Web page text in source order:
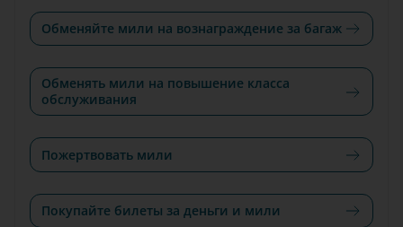
Обменяйте мили на вознаграждение за багаж
Обменять мили на повышение класса
обслуживания
Пожертвовать мили
Покупайте билеты за деньги и мили